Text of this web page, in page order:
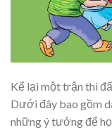
Kể lại một trận thi
Dưới đây bao gồm
những ý tưởng để